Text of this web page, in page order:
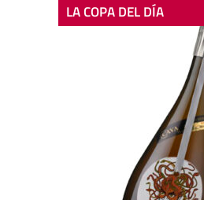
LA COPA DEL DÍA